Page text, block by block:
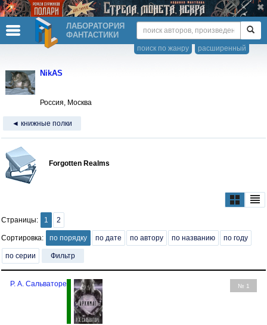
ЛАБОРАТОРИЯ
ФАНТАСТИКИ
расширенный
поиск по жанру
NikAS
Россия, Москва
◄ книжные полки
Forgotten Realms
Страницы: 1 2
Сортировка: по порядку по дате по автору по названию по году
по серии Фильтр
№ 1
Р. А. Сальваторе